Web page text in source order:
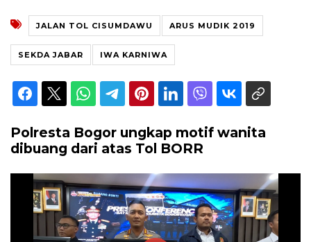
JALAN TOL CISUMDAWU ARUS MUDIK 2019
SEKDA JABAR IWA KARNIWA
Polresta Bogor ungkap motif wanita
dibuang dari atas Tol BORR